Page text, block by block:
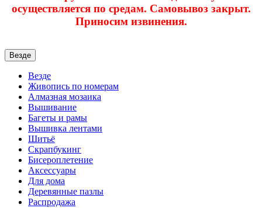
осуществляется по средам. Самовывоз закрыт.
Приносим извинения.
Везде
Везде
Живопись по номерам
Алмазная мозаика
Вышивание
Багеты и рамы
Вышивка лентами
Шитьё
Скрапбукинг
Бисероплетение
Аксессуары
Для дома
Деревянные пазлы
Распродажа